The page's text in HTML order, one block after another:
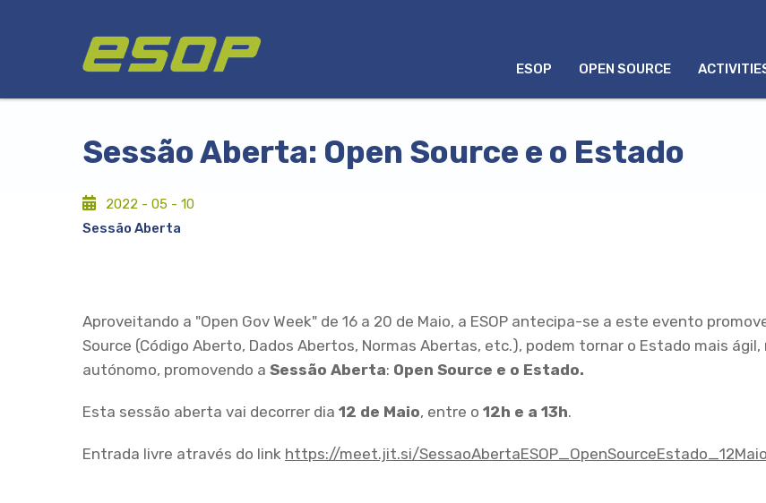
MENU
INGLÊS
ESOP OPEN SOURCE
Sessão Aberta: Open Source e o Estado
2022 - 05 - 10
Sessão Aberta
Aproveitando a "Open Gov Week" de 16 a 20 de Maio, a ESOP antecipa-se a este evento
Source (Código Aberto, Dados Abertos, Normas Abertas, etc.), podem tornar o Estado mais
autónomo, promovendo a Sessão Aberta: Open Source e o Estado.
Esta sessão aberta vai decorrer dia 12 de Maio, entre o 12h e a 13h.
Entrada livre através do link https://meet.jit.si/SessaoAbertaESOP_OpenSourceEstado_12Maio